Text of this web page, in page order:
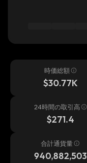
時価総額
$30.77K
24時間の取引高
$271.4
合計通貨量
940,882,503